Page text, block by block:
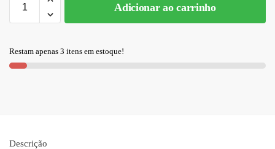
Adicionar ao carrinho
t
e
Restam apenas 3 itens em estoque!
Descrição